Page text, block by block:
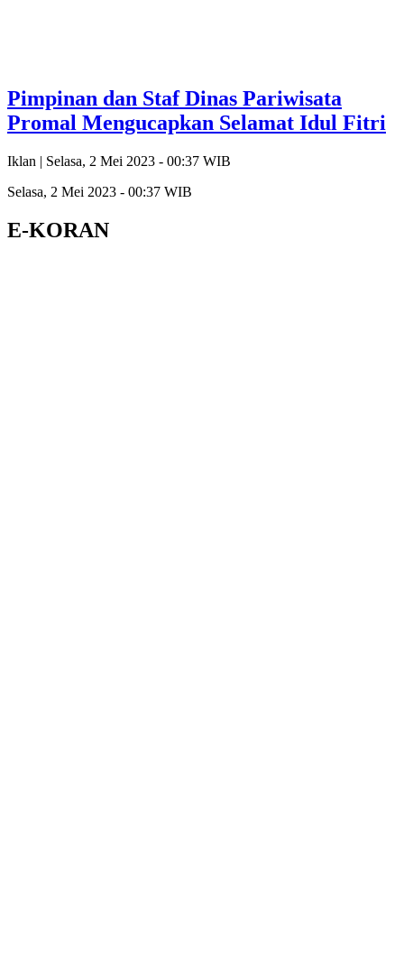
Pimpinan dan Staf Dinas Pariwisata
Promal Mengucapkan Selamat Idul Fitri
Iklan | Selasa, 2 Mei 2023 - 00:37 WIB
Selasa, 2 Mei 2023 - 00:37 WIB
E-KORAN